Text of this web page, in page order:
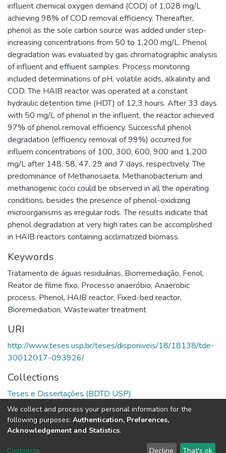
influent chemical oxygen demand (COD) of 1,028 mg/L
achieving 98% of COD removal efficiency. Thereafter,
phenol as the sole carbon source was added under step-
increasing concentrations from 50 to 1,200 mg/L. Phenol
degradation was evaluated by gas chromatographic analysis
of influent and effiuent samples. Process monitoring
included determinations of pH, volatile acids, alkalinity and
COD. The HAIB reactor was operated at a constant
hydraulic detention time (HDT) of 12,3 hours. After 33 days
with 50 mg/L of phenol in the influent, the reactor achieved
97% of phenol removal efficiency. Successful phenol
degradation (efficiency removal of 99%) occurred for
influem concentrations of 100, 300, 600, 900 and 1,200
mg/L after 148, 58, 47, 29 and 7 days, respectively. The
predominance of Methanosaeta, Methanobacterium and
methanogenic cocci could be observed in all the operating
conditions, besides the presence of phenol-oxidizing
microorganisms as irregular rods. The results indicate that
phenol degradation at very high rates can be accomplished
in HAIB reactors containing acclimatized biomass.
Keywords
Tratamento de águas residuárias, Biorremediação, Fenol,
Reator de filme fixo, Processo anaeróbio, Anaerobic
process, Phenol, HAIB reactor, Fixed-bed reactor,
Bioremediation, Wastewater treatment
URI
http://www.teses.usp.br/teses/disponiveis/18/18138/tde-
30012017-093926/
Collections
Teses e Dissertações (BDTD USP)
Full item page
DSpace software copyright © 2002-2026 LYRASIS
We collect and process your personal information for the
following purposes: Authentication, Preferences,
Acknowledgement and Statistics.
Customize Decline That's ok